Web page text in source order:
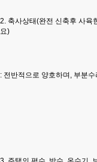
2. 축사상태(완전 신축후 사육
요)
: 전반적으로 양호하며, 부분